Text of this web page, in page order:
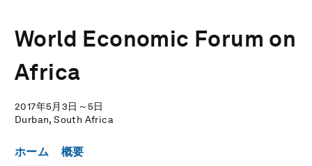
World Economic Forum on
Africa
2017年5月3日～5日
Durban, South Africa
ホーム 概要